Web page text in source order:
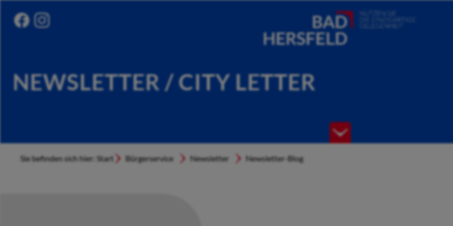
NEWSLETTER / CITY LETTER
Sie befinden sich hier: Start Bürgerservice Newsletter Newsletter-Blog